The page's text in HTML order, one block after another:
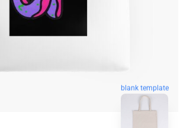
blank template